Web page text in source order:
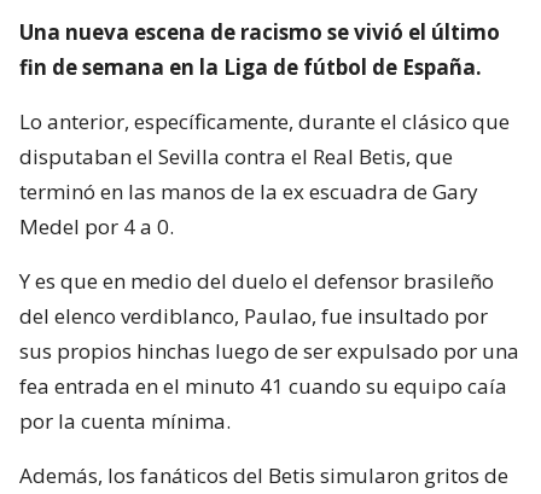
Una nueva escena de racismo se vivió el último
fin de semana en la Liga de fútbol de España.
Lo anterior, específicamente, durante el clásico que
disputaban el Sevilla contra el Real Betis, que
terminó en las manos de la ex escuadra de Gary
Medel por 4 a 0.
Y es que en medio del duelo el defensor brasileño
del elenco verdiblanco, Paulao, fue insultado por
sus propios hinchas luego de ser expulsado por una
fea entrada en el minuto 41 cuando su equipo caía
por la cuenta mínima.
Además, los fanáticos del Betis simularon gritos de